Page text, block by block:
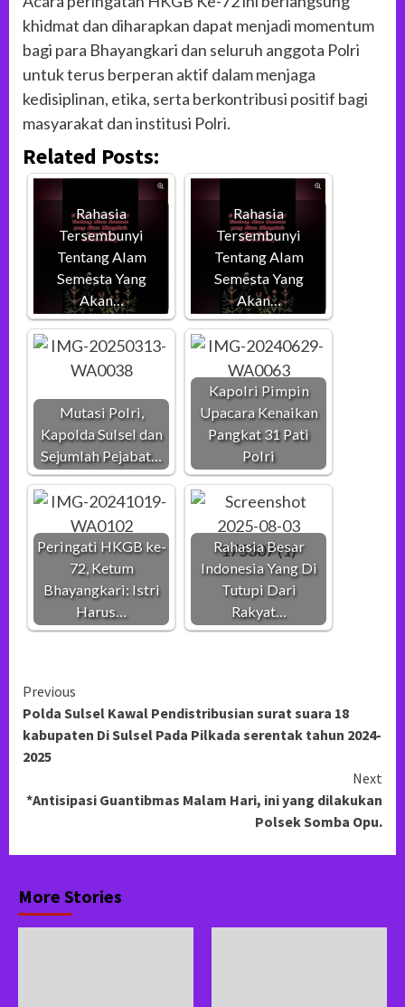
khidmat dan diharapkan dapat menjadi momentum
bagi para Bhayangkari dan seluruh anggota Polri
untuk terus berperan aktif dalam menjaga
kedisiplinan, etika, serta berkontribusi positif bagi
masyarakat dan institusi Polri.
Related Posts:
Rahasia
Tersembunyi
Tentang Alam
Semesta Yang
Akan…
Rahasia
Tersembunyi
Tentang Alam
Semesta Yang
Akan…
Mutasi Polri,
Kapolda Sulsel dan
Sejumlah Pejabat…
Kapolri Pimpin
Upacara Kenaikan
Pangkat 31 Pati
Polri
Peringati HKGB ke-
72, Ketum
Bhayangkari: Istri
Harus…
Rahasia Besar
Indonesia Yang Di
Tutupi Dari
Rakyat…
Continue
Reading
Previous
Polda Sulsel Kawal Pendistribusian surat suara 18
kabupaten Di Sulsel Pada Pilkada serentak tahun 2024-
2025
Next
*Antisipasi Guantibmas Malam Hari, ini yang dilakukan
Polsek Somba Opu.
More Stories